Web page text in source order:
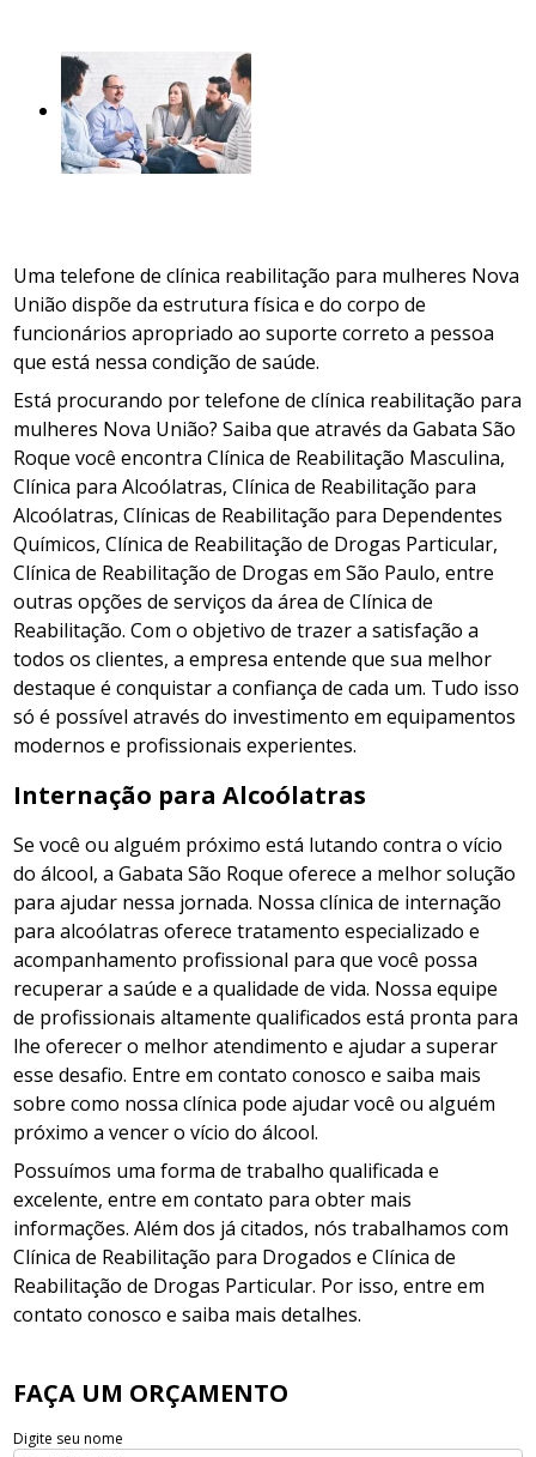
Uma telefone de clínica reabilitação para mulheres Nova
União dispõe da estrutura física e do corpo de
funcionários apropriado ao suporte correto a pessoa
que está nessa condição de saúde.
Está procurando por telefone de clínica reabilitação para
mulheres Nova União? Saiba que através da Gabata São
Roque você encontra Clínica de Reabilitação Masculina,
Clínica para Alcoólatras, Clínica de Reabilitação para
Alcoólatras, Clínicas de Reabilitação para Dependentes
Químicos, Clínica de Reabilitação de Drogas Particular,
Clínica de Reabilitação de Drogas em São Paulo, entre
outras opções de serviços da área de Clínica de
Reabilitação. Com o objetivo de trazer a satisfação a
todos os clientes, a empresa entende que sua melhor
destaque é conquistar a confiança de cada um. Tudo isso
só é possível através do investimento em equipamentos
modernos e profissionais experientes.
Internação para Alcoólatras
Se você ou alguém próximo está lutando contra o vício
do álcool, a Gabata São Roque oferece a melhor solução
para ajudar nessa jornada. Nossa clínica de internação
para alcoólatras oferece tratamento especializado e
acompanhamento profissional para que você possa
recuperar a saúde e a qualidade de vida. Nossa equipe
de profissionais altamente qualificados está pronta para
lhe oferecer o melhor atendimento e ajudar a superar
esse desafio. Entre em contato conosco e saiba mais
sobre como nossa clínica pode ajudar você ou alguém
próximo a vencer o vício do álcool.
Possuímos uma forma de trabalho qualificada e
excelente, entre em contato para obter mais
informações. Além dos já citados, nós trabalhamos com
Clínica de Reabilitação para Drogados e Clínica de
Reabilitação de Drogas Particular. Por isso, entre em
contato conosco e saiba mais detalhes.
FAÇA UM ORÇAMENTO
Digite seu nome